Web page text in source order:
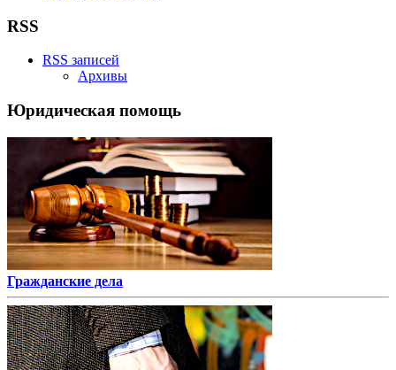
RSS
RSS записей
Архивы
Юридическая помощь
Гражданские дела